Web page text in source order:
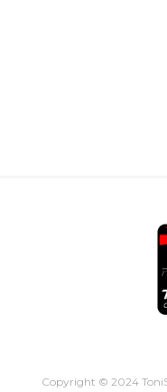
Copyright © 2024